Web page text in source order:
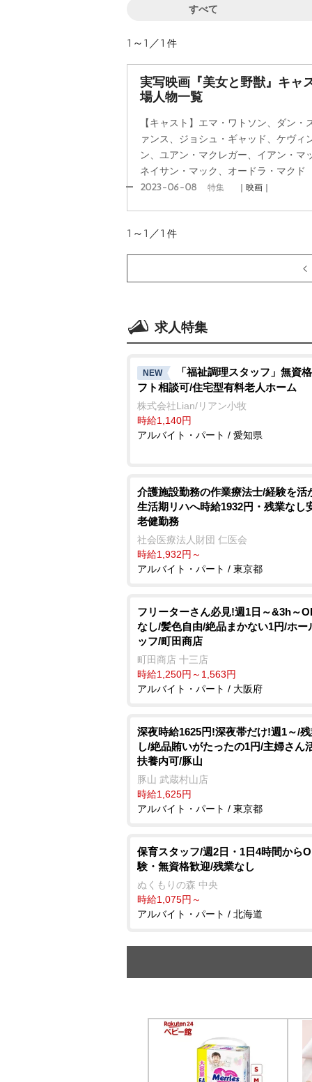
すべて
1～1／1 件
実写映画『美女と野獣』キャ
場人物一覧
【キャスト】エマ・ワトソン、ダン
ァンス、ジョシュ・ギャッド、ケヴィ
ン、ユアン・マクレガー、イアン・マ
ネイサン・マック、オードラ・マクド
2023-06-08 特集 ｜映画｜
1～1／1 件
求人特集
NEW
「福祉調理スタッフ」無資
フト相談可/住宅型有料老人ホーム
株式会社Lian/リアン小牧
時給1,140円
アルバイト・パート / 愛知県
介護施設勤務の作業療法士/経験を活
生活期リハへ時給1932円・残業なし
老健勤務
社会医療法人財団 仁医会
時給1,932円～
アルバイト・パート / 東京都
フリーターさん必見!週1日～&3h～
なし/髪色自由/絶品まかない1円/ホー
ッフ/町田商店
町田商店 十三店
時給1,250円～1,563円
アルバイト・パート / 大阪府
深夜時給1625円!深夜帯だけ!週1～/
し/絶品賄いがたったの1円/主婦さん
扶養内可/豚山
豚山 武蔵村山店
時給1,625円
アルバイト・パート / 東京都
保育スタッフ/週2日・1日4時間から
験・無資格歓迎/残業なし
ぬくもりの森 中央
時給1,075円～
アルバイト・パート / 北海道